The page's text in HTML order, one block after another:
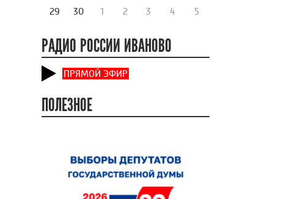
29
30 1 2 3 4 5
РАДИО РОССИИ ИВАНОВО
ПРЯМОЙ ЭФИР
ПОЛЕЗНОЕ